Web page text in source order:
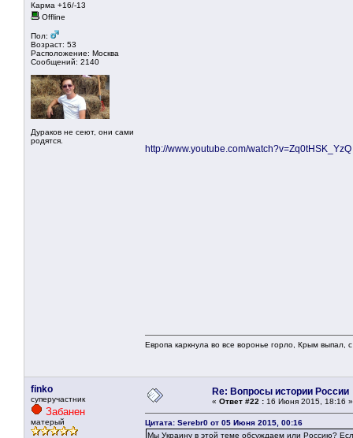
Карма +16/-13
Offline
Пол:
Возраст: 53
Расположение: Москва
Сообщений: 2140
Дураков не сеют, они сами
родятся.
http://www.youtube.com/watch?v=Zq0tHSK_YzQ
Европа каркнула во все воронье горло, Крым выпал,
finko
суперучастник
Забанен
матерый
Re: Вопросы истории России
« Ответ #22 : 16 Июня 2015, 18:16 »
Цитата: Serebr0 от 05 Июня 2015, 00:16
Мы Украину в этой теме обсуждаем или Россию?